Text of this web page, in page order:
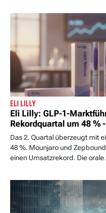
ELI LILLY
Eli Lilly: GLP-1-
Rekordquartal um 48 %
Das 2. Quartal überzeugt mit
48 %. Mounjaro und
einen Umsatzrekord. Die